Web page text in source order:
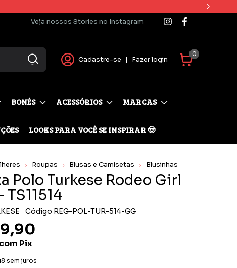
Veja nossos Stories no Instagram
Cadastre-se | Fazer login
0
BONÉS ACESSÓRIOS MARCAS
LOOKS PARA VOCÊ SE INSPIRAR 🤠
Roupas Blusas e Camisetas Blusinhas
Polo Turkese Rodeo Girl
TS11514
Código REG-POL-TUR-514-GG
com Pix
sem juros